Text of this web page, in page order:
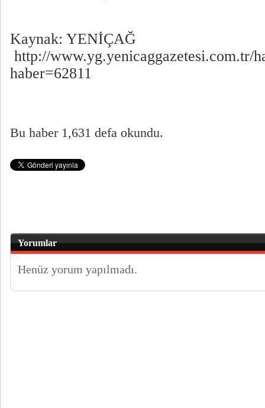
Kaynak: YENİÇAĞ
http://www.yg.yenicaggazetesi.com.tr/
haber=62811
Bu haber 1,631 defa okundu.
Yorumlar
Henüz yorum yapılmadı.